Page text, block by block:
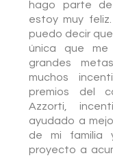
hago parte
estoy muy
puedo decir
única que me
grandes
muchos
premios del
Azzorti,
ayudado a
de mi familia
proyecto a